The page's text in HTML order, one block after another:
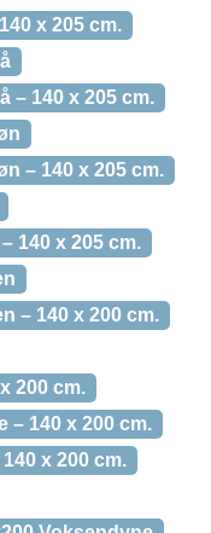
x 205 cm.
– 140 x 205 cm.
– 140 x 205 cm.
140 x 205 cm.
– 140 x 200 cm.
200 cm.
140 x 200 cm.
x 200 cm.